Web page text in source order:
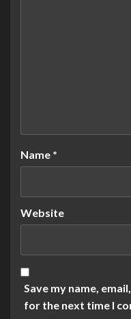
Name *
Website
Save my name,
for the next time I